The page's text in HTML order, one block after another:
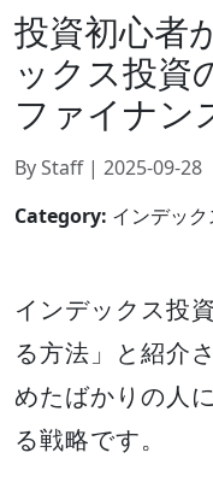
投資初心者
ックス投資
ファイナン
By Staff | 2025-09-28
Category: インデッ
インデックス投
る方法」と紹介
めたばかりの人
る戦略です。